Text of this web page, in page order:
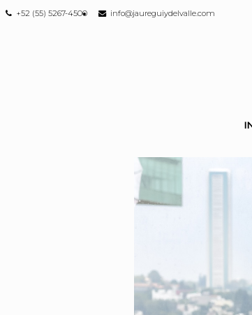
+52 (55) 5267-4500 info@jaureguiydelvalle.com